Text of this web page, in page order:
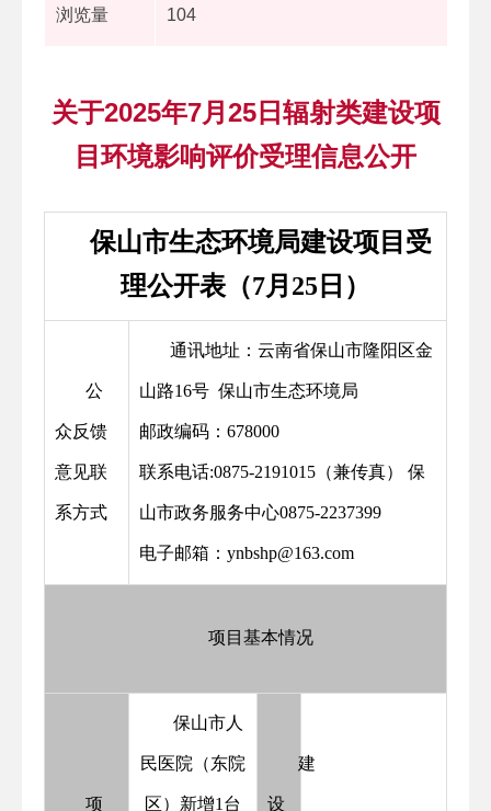
浏览量 104
关于2025年7月25日辐射类建设项
目环境影响评价受理信息公开
保山市生态环境局建设项目受
理公开表（7月25日）
公
众反馈
意见联
系方式
通讯地址：云南省保山市隆阳区金
山路16号 保山市生态环境局
邮政编码：678000
联系电话:0875-2191015（兼传真） 保
山市政务服务中心0875-2237399
电子邮箱：ynbshp@163.com
项目基本情况
项
保山市人
民医院（东院
区）新增1台
建
设